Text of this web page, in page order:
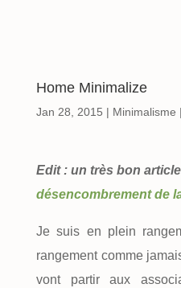
Home Minimalize
Jan 28, 2015 | Minimalisme |
Edit : un très bon
désencombrement de
Je suis en plein
rangement comme
vont partir aux